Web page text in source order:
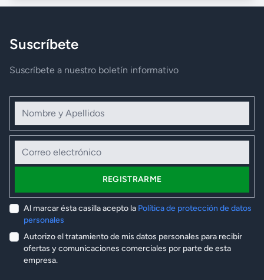
Suscríbete
Suscríbete a nuestro boletín informativo
Nombre y Apellidos
Correo electrónico
REGISTRARME
Al marcar ésta casilla acepto la Política de protección de datos
personales
Autorizo el tratamiento de mis datos personales para recibir
ofertas y comunicaciones comerciales por parte de esta
empresa.